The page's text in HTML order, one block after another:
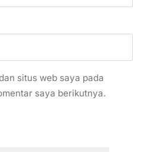
situs web saya pada
saya berikutnya.